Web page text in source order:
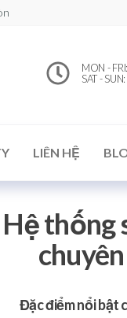
MON - FRI:
SAT - SUN:
LIÊN HỆ
Hệ thống
Đặc điểm nổi bật